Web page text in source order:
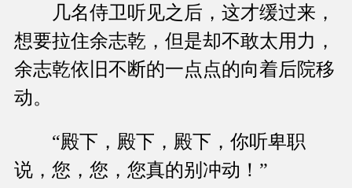
几名侍卫听见之后，这才缓过来，
想要拉住余志乾，但是却不敢太用力，
余志乾依旧不断的一点点的向着后院移
动。
“殿下，殿下，殿下，你听卑职
说，您，您，您真的别冲动！”